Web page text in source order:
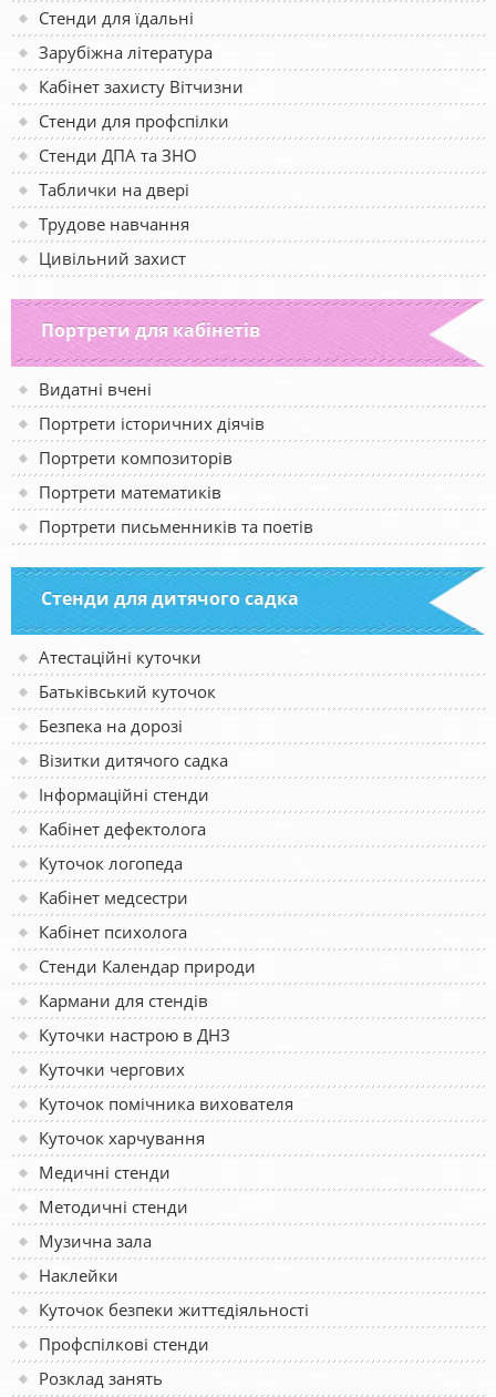
Стенди для їдальні
Зарубіжна література
Кабінет захисту Вітчизни
Стенди для профспілки
Стенди ДПА та ЗНО
Таблички на двері
Трудове навчання
Цивільний захист
Портрети для кабінетів
Видатні вчені
Портрети історичних діячів
Портрети композиторів
Портрети математиків
Портрети письменників та поетів
Стенди для дитячого садка
Атестаційні куточки
Батьківський куточок
Безпека на дорозі
Візитки дитячого садка
Інформаційні стенди
Кабінет дефектолога
Куточок логопеда
Кабінет медсестри
Кабінет психолога
Стенди Календар природи
Кармани для стендів
Куточки настрою в ДНЗ
Куточки чергових
Куточок помічника вихователя
Куточок харчування
Медичні стенди
Методичні стенди
Музична зала
Наклейки
Куточок безпеки життєдіяльності
Профспілкові стенди
Розклад занять